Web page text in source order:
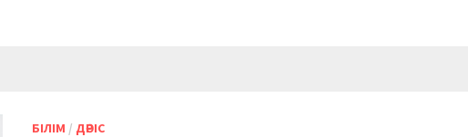
БІЛІМ / ДӘРІС